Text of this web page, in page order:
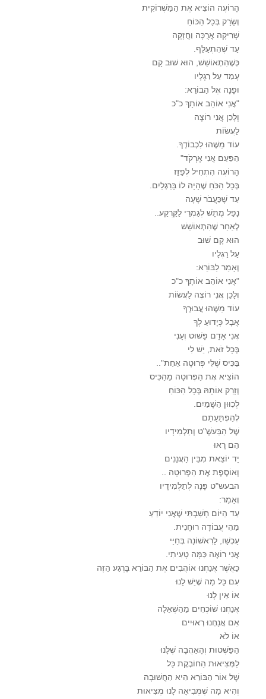
הָרוֹעֶה הוֹצִיא אֶת הַמַּשְׁרוֹקִית
וְשָׂרָק בְּכָל הַכּוֹחַ
שְׁרִיקָה אֲרֻכָּה וַחֲזָקָה
עַד שֶׁהִתְעַלֵּף.
כְּשֶׁהִתְאוֹשֵׁשׁ, הוּא שׁוּב קָם
עָמַד עַל רַגְלָיו
וּפָנָה אֶל הַבּוֹרֵא:
"אֲנִי אוֹהֵב אוֹתָךְ כ"כ
וְלָכֵן אֲנִי רוֹצֶה
לַעֲשׂוֹת
עוֹד מַשֶּׁהוּ לִכְבוֹדְךָ.
הַפַּעַם אֲנִי אֶרְקֹד"
הָרוֹעֶה הִתְחִיל לְפַזֵּז
בְּכָל הַכֹּחַ שֶׁהָיָה לוֹ בָּרַגְלַיִם.
עַד שֶׁכַּעֲבֹר שָׁעָה
נָפַל מֻתָּשׁ לְגַמְרֵי לַקַּרְקַע..
לְאַחַר שֶׁהִתְאוֹשֵׁשׁ
הוּא קָם שׁוּב
עַל רַגְלָיו
וְאָמַר לַבּוֹרֵא:
"אֲנִי אוֹהֵב אוֹתָךְ כ"כ
וְלָכֵן אֲנִי רוֹצֶה לַעֲשׂוֹת
עוֹד מַשֶּׁהוּ עֲבוּרְךָ
אֲבָל כְּיָדוּעַ לְךָ
אֲנִי אָדָם פָּשׁוּט וְעָנִי
בְּכָל זֹאת, יֵשׁ לִי
בַּכִּיס שֶׁלִּי פְּרוּטָה אַחַת"..
הוֹצִיא אֶת הַפְּרוּטָה מֵהַכִּיס
וְזָרַק אוֹתָהּ בְּכָל הַכּוֹחַ
לְכִוּוּן הַשָּׁמַיִם.
לְהַפְתָּעָתָם
שֶׁל הַבֵּעשְׁ"ט וְתַלְמִידָיו
הֵם רָאוּ
יָד יוֹצֵאת מִבֵּין הָעֲנָנִים
וְאוֹסֶפֶת אֶת הַפְּרוּטָה ..
הבעש"ט פָּנָה לְתַלְמִידָיו
וְאָמַר:
עַד הַיּוֹם חָשַׁבְתִּי שֶׁאֲנִי יוֹדֵעַ
מַהִי עֲבוֹדָה רוּחָנִית.
עַכְשָׁו, לָרִאשׁוֹנָה בְּחַיַּי
אֲנִי רוֹאֶה כַּמָּה טָעִיתִי.
כַּאֲשֶׁר אֲנַחְנוּ אוֹהֲבִים אֶת הַבּוֹרֵא בָּרֶגַע הַזֶּה
עִם כָּל מָה שֶׁיֵּשׁ לָנוּ
אוֹ אֵין לָנוּ
אֲנַחְנוּ שׁוֹכְחִים מֵהַשְּׁאֵלָה
אִם אֲנַחְנוּ רְאוּיִים
אוֹ לֹא
הַפַּשְׁטוּת וְהָאַהֲבָה שֶׁלָּנוּ
לַמְּצִיאוּת הַחוֹבֶקֶת כָּל
שֶׁל אוֹר הַבּוֹרֵא הִיא הַחֲשׁוּבָה
וְהִיא מָה שֶׁמְּבִיאָה לָנוּ מְצִיאוּת